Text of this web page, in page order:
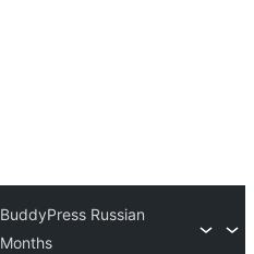
BuddyPress Russian
Months